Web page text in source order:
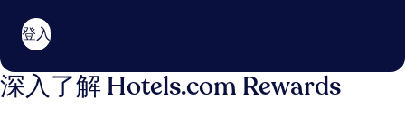
登入
深入了解 Hotels.com Rewards